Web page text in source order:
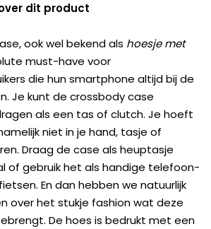
dit product
ook wel bekend als hoesje met
must-have voor
die hun smartphone altijd bij de
Je kunt de crossbody case
als een tas of clutch. Je hoeft
niet in je hand, tasje of
Draag de case als heuptasje
of gebruik het als handige telefoon-
En dan hebben we natuurlijk
over het stukje fashion wat deze
De hoes is bedrukt met een